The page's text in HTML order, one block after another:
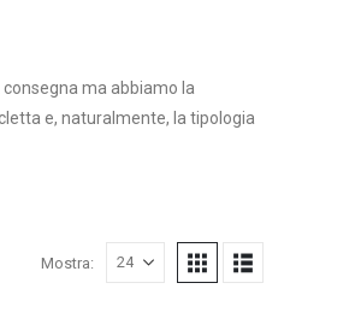
ma abbiamo la
e, naturalmente, la tipologia
Mostra: